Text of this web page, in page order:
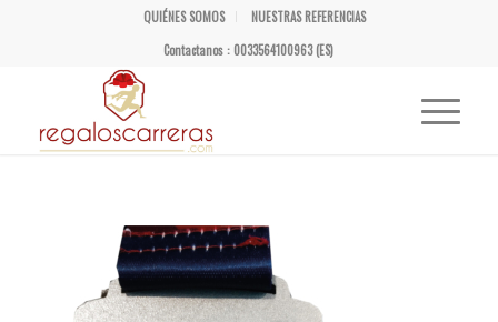
QUIÉNES SOMOS
NUESTRAS REFERENCIAS
Contactanos : 0033564100963 (ES)